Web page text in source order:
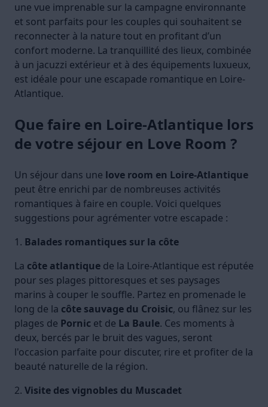
une vue imprenable sur la campagne environnante
et sont parfaits pour les couples qui souhaitent se
reconnecter à la nature tout en profitant d’un
confort moderne. La tranquillité des lieux, combinée
à un jacuzzi extérieur et à des équipements luxueux,
est idéale pour une escapade romantique en Loire-
Atlantique.
Que faire en Loire-Atlantique lors
de votre séjour en Love Room ?
Un séjour dans une love room en Loire-Atlantique
peut être enrichi par de nombreuses activités
romantiques à faire en couple. Voici quelques
suggestions pour agrémenter votre escapade :
1. Balades romantiques sur la côte
La côte atlantique de la Loire-Atlantique est réputée
pour ses plages pittoresques et ses paysages
marins à couper le souffle. Partez en promenade le
long de la côte sauvage du Croisic, ou flânez sur les
plages de Pornic et de La Baule. Ces moments à
deux, bercés par le bruit des vagues, seront
l'occasion parfaite pour discuter, rire et profiter de la
beauté naturelle de la région.
2. Visite des vignobles du Muscadet